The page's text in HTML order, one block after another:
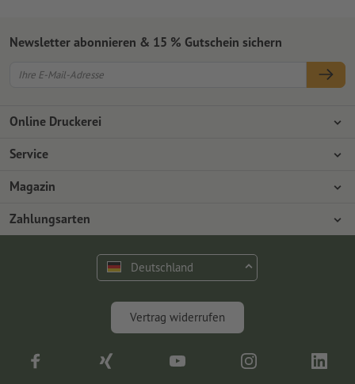
Online Druckerei
Über Onlineprinters
Presse
Umweltschutz
Service
Zahlungsarten
Versand
Magazin
Design
Zahlungsarten
Newsletter abonnieren & 15 % Gutschein sichern
Deutschland
Vertrag widerrufen